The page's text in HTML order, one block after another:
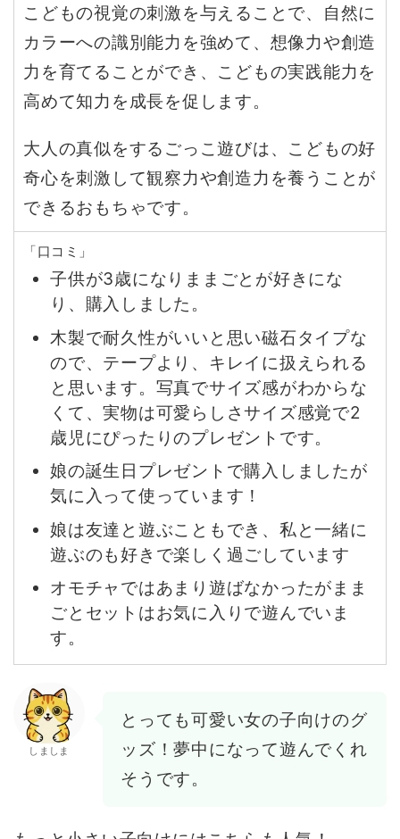
こどもの視覚の刺激を与えることで、自然に
カラーへの識別能力を強めて、想像力や創造
力を育てることができ、こどもの実践能力を
高めて知力を成長を促します。
大人の真似をするごっこ遊びは、こどもの好
奇心を刺激して観察力や創造力を養うことが
できるおもちゃです。
「口コミ」
子供が3歳になりままごとが好きにな
り、購入しました。
木製で耐久性がいいと思い磁石タイプな
ので、テープより、キレイに扱えられる
と思います。写真でサイズ感がわからな
くて、実物は可愛らしさサイズ感覚で2
歳児にぴったりのプレゼントです。
娘の誕生日プレゼントで購入しましたが
気に入って使っています！
娘は友達と遊ぶこともでき、私と一緒に
遊ぶのも好きで楽しく過ごしています
オモチャではあまり遊ばなかったがまま
ごとセットはお気に入りで遊んでいま
す。
しましま
とっても可愛い女の子向けのグ
ッズ！夢中になって遊んでくれ
そうです。